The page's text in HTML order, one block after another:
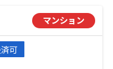
マンション
可